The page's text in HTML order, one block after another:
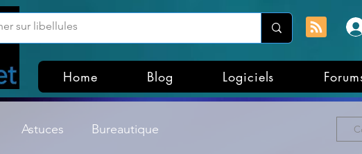
Home Blog Logiciels
Astuces Bureautique